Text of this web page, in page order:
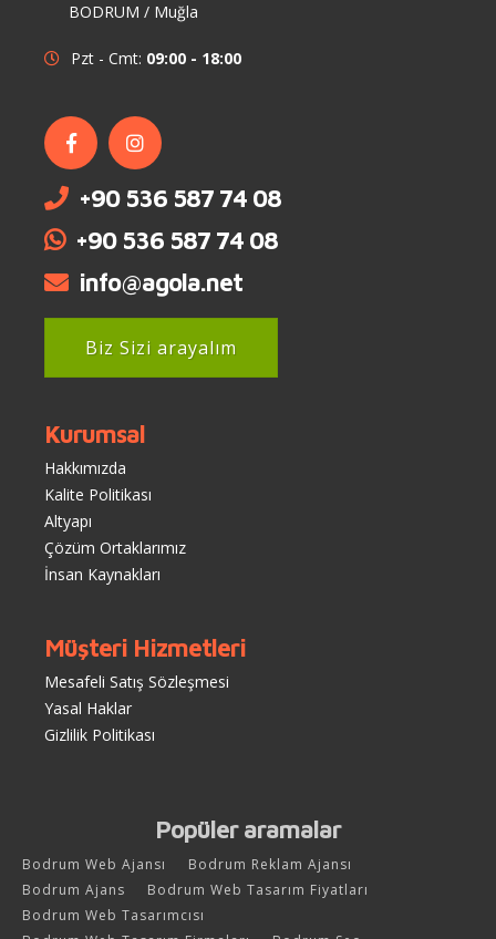
BODRUM / Muğla
Pzt - Cmt: 09:00 - 18:00
+90 536 587 74 08
+90 536 587 74 08
info@agola.net
Biz Sizi arayalım
Kurumsal
Hakkımızda
Kalite Politikası
Altyapı
Çözüm Ortaklarımız
İnsan Kaynakları
Müşteri Hizmetleri
Mesafeli Satış Sözleşmesi
Yasal Haklar
Gizlilik Politikası
Popüler aramalar
Bodrum Web Ajansı
Bodrum Reklam Ajansı
Bodrum Ajans
Bodrum Web Tasarım Fiyatları
Bodrum Web Tasarımcısı